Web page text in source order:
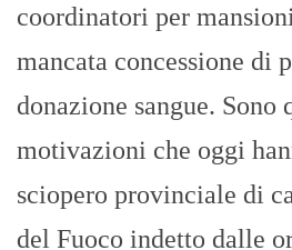
coordinatori per
mancata concessione di
donazione sangue. Sono
motivazioni che oggi
sciopero provinciale di
del Fuoco indetto dalle